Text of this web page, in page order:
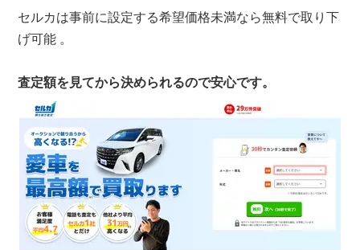
セルカは事前に設定する希望価格未満なら無料で取り下
げ可能 。
査定額を見てから決められるので安心です。